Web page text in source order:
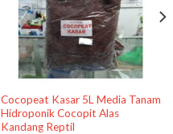
Cocopeat Kasar 5L Media Tanam
Hidroponik Cocopit Alas
Kandang Reptil